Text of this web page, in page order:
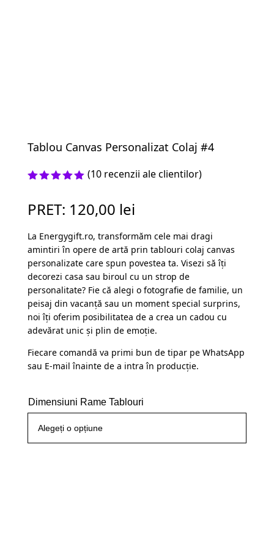
Tablou Canvas Personalizat Colaj #4
pe baza a
evaluări
clienți
(10 recenzii ale clientilor)
PRET: 120,00 lei
La Energygift.ro, transformăm cele mai dragi
amintiri în opere de artă prin tablouri colaj canvas
personalizate care spun povestea ta. Visezi să îți
decorezi casa sau biroul cu un strop de
personalitate? Fie că alegi o fotografie de familie, un
peisaj din vacanță sau un moment special surprins,
noi îți oferim posibilitatea de a crea un cadou cu
adevărat unic și plin de emoție.
Fiecare comandă va primi bun de tipar pe WhatsApp
sau E-mail înainte de a intra în producție.
Dimensiuni Rame Tablouri